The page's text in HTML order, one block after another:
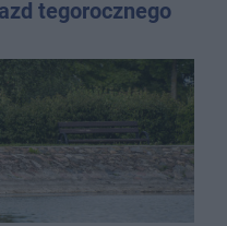
tegorocznego